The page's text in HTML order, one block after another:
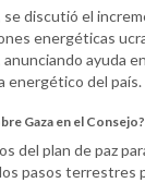
discutió el
energéticas
anunciando ayuda
energético del país.
Gaza en el Consejo?
del plan de paz
pasos terrestres